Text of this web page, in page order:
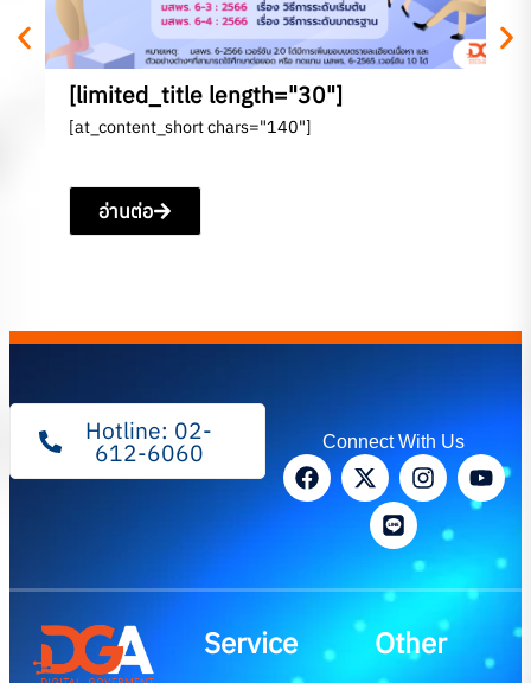
[limited_title length="30"]
[at_content_short chars="140"]
อ่านต่อ
Hotline: 02-
612-6060 Connect With Us
Service Other